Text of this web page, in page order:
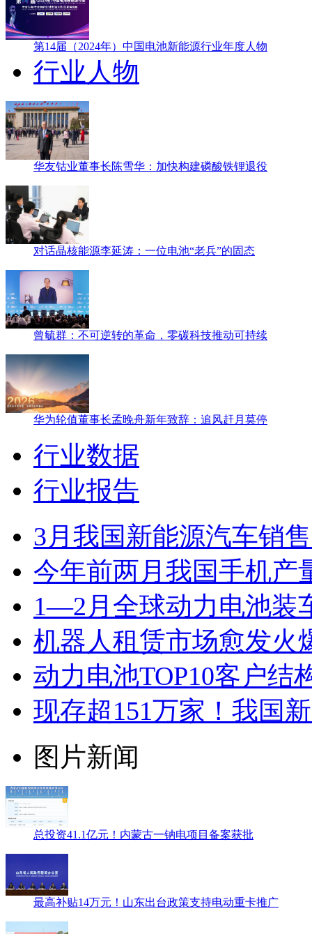
第14届（2024年）中国电池新能源行业年度人物
行业人物
华友钴业董事长陈雪华：加快构建磷酸铁锂退役
对话晶核能源李延涛：一位电池“老兵”的固态
曾毓群：不可逆转的革命，零碳科技推动可持续
华为轮值董事长孟晚舟新年致辞：追风赶月莫停
行业数据
行业报告
3月我国新能源汽车销
今年前两月我国手机产
1—2月全球动力电池装
机器人租赁市场愈发火
动力电池TOP10客户结
现存超151万家！我国
图片新闻
总投资41.1亿元！内蒙古一钠电项目备案获批
最高补贴14万元！山东出台政策支持电动重卡推广